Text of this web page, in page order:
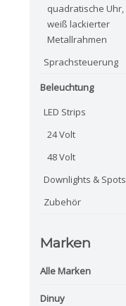
quadratische Uhr,
weiß lackierter
Metallrahmen
Sprachsteuerung
Beleuchtung
LED Strips
24 Volt
48 Volt
Downlights & Spots
Zubehör
Marken
Alle Marken
Dinuy